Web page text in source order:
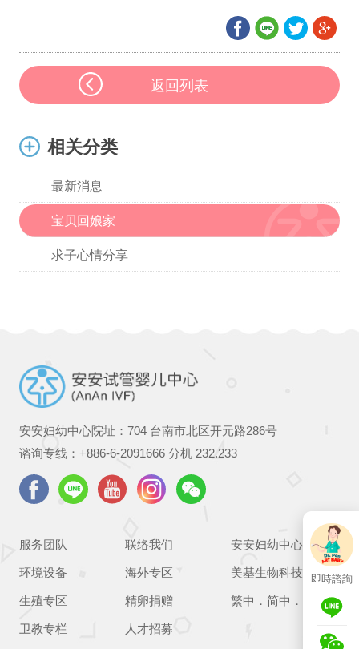
返回列表
相关分类
最新消息
宝贝回娘家
求子心情分享
安安妇幼中心院址：704 台南市北区开元路286号
谘询专线： +886-6-2091666分机 232.233
服务团队
环境设备
生殖专区
卫教专栏
联络我们
海外专区
精卵捐赠
人才招募
安安妇幼中心
美基生物科技
繁中 ． 简中 ．
即時諮詢